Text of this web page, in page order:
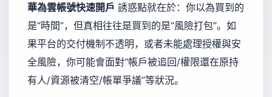
華為雲帳號快速開戶 誘惑點就在於：你以為買到的
是“時間”，但真相往往是買到的是“風險打包”。如
果平台的交付機制不透明，或者未能處理授權與安
全風險，你可能會面對“帳戶被追回/權限還在原持
有人/資源被清空/帳單爭議”等狀況。